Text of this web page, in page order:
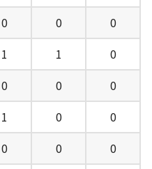
0 0
0
1 1
0
0 0
0
1 0
0
0 0
0